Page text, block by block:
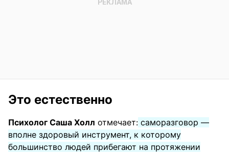
Это естественно
Психолог Саша Холл отмечает: саморазговор —
вполне здоровый инструмент, к которому
большинство людей прибегают на протяжении